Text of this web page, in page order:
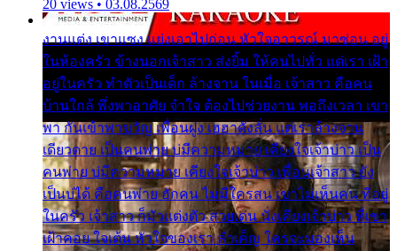
20 views • 03.08.2569
งานแต่ง เขาแซง แย่งเอาไปก่อน หัวใจอาวรณ์ มาซ่อน อยู่
ในห้องครัว ข้างนอกเจ้าสาว ส่งยิ้ม ให้คนไปทั่ว แต่เรา เฝ้า
อยู่ในครัว ทำตัวเป็นเด็ก ล้างจาน ในเมื่อ เจ้าสาว คือคน
บ้านใกล้ พึ่งพาอาศัย จำใจ ต้องไปช่วยงาน พอถึงเวลา เขา
พา กันเข้าพาขวัญ เพื่อนฝูง เฮฮาดังลั่น แต่เราล้างจาน
เดียวดาย เป็นคนพ่าย บ่มีความหมาย เคียงใจเจ้าบ่าว เป็น
คนพ่าย บ่มีความหมาย เคียงใจเจ้าบ่าว เพื่อนเจ้าสาว ยัง
เป็นบ่ได้ คือคนพ่าย ฮักคน ไม่มีใครสน เขาไม่เห็นคน ที่อยู่
ในครัว เจ้าสาว ก็มัวแต่งตัว สวยเด่น นั่งเคียงเจ้าบ่าว ที่เขา
เฝ้าคอย ใจเต้น หัวใจของเรา ลำเค็ญ ใครจะมองเห็น